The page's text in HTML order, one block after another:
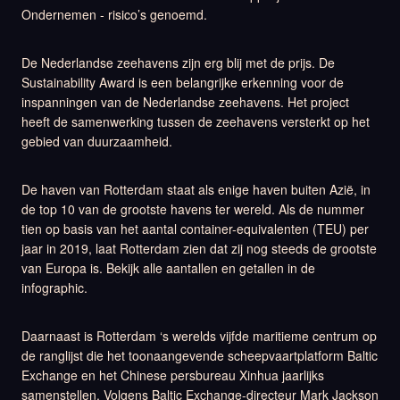
Ondernemen - risico’s genoemd.
De Nederlandse zeehavens zijn erg blij met de prijs. De
Sustainability Award is een belangrijke erkenning voor de
inspanningen van de Nederlandse zeehavens. Het project
heeft de samenwerking tussen de zeehavens versterkt op het
gebied van duurzaamheid.
De haven van Rotterdam staat als enige haven buiten Azië, in
de top 10 van de grootste havens ter wereld. Als de nummer
tien op basis van het aantal container-equivalenten (TEU) per
jaar in 2019, laat Rotterdam zien dat zij nog steeds de grootste
van Europa is. Bekijk alle aantallen en getallen in de
infographic.
Daarnaast is Rotterdam ‘s werelds vijfde maritieme centrum op
de ranglijst die het toonaangevende scheepvaartplatform Baltic
Exchange en het Chinese persbureau Xinhua jaarlijks
samenstellen. Volgens Baltic Exchange-directeur Mark Jackson